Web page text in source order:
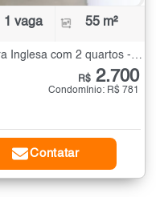
1 vaga 55 m²
R$ 2.700
Condomínio: R$ 781
Contatar